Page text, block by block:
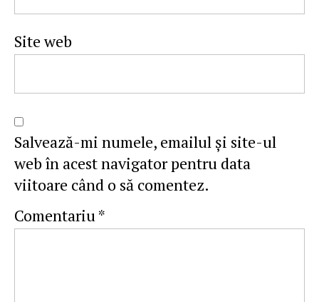
Site web
Salvează-mi numele, emailul și site-ul
web în acest navigator pentru data
viitoare când o să comentez.
Comentariu *